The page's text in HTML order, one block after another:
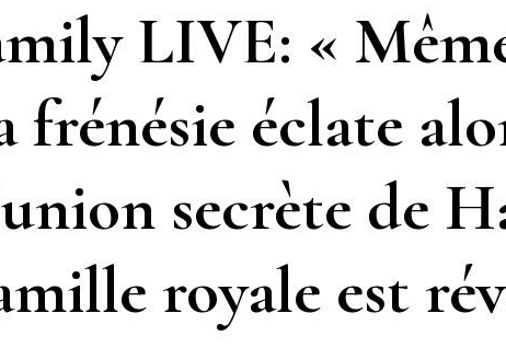
LIVE: «
frénésie éclate
secrète de
royale est